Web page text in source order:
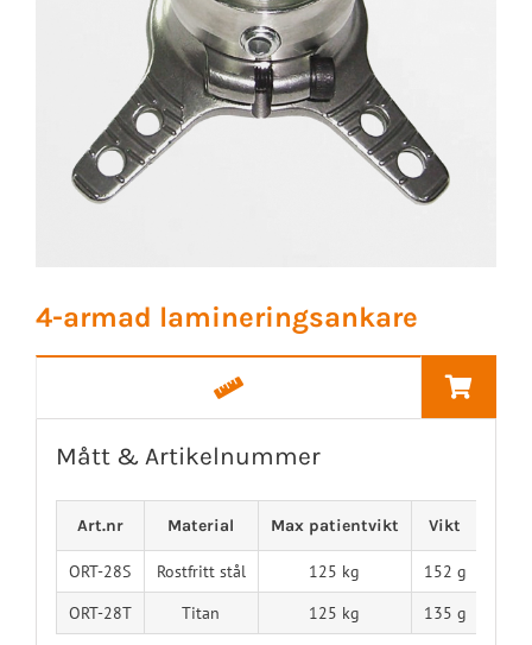
4-armad lamineringsankare
Mått & Artikelnummer
Art.nr Material Max patientvikt Vikt
ORT-28S Rostfritt stål 125 kg
152 g
ORT-28T
Titan 125 kg 135 g